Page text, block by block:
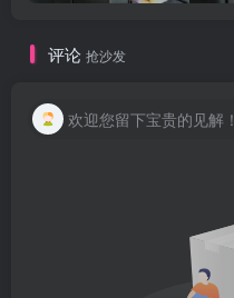
评论 抢沙发
欢迎您留下宝贵的见解！